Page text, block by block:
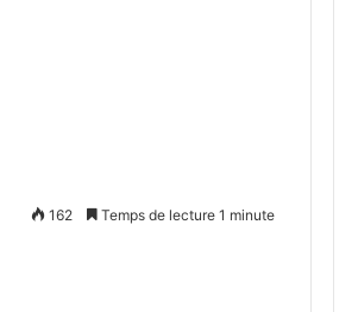
162 Temps de lecture 1 minute